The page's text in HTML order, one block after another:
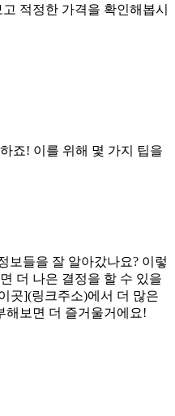
적정한 가격을 확인해봅시
죠! 이를 위해 몇 가지 팁을
들을 잘 알아갔나요? 이렇
더 나은 결정을 할 수 있을
곳](링크주소)에서 더 많은
해보면 더 즐거울거에요!